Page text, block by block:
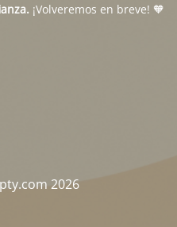
¡Volveremos en breve! 🧡
2026